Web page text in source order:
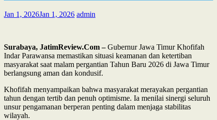
Jan 1, 2026Jan 1, 2026 admin
Surabaya, JatimReview.Com –Gubernur Jawa Timur Khofifah
Indar Parawansa memastikan situasi keamanan dan ketertiban
masyarakat saat malam pergantian Tahun Baru 2026 di Jawa Timur
berlangsung aman dan kondusif.
Khofifah menyampaikan bahwa masyarakat merayakan pergantian
tahun dengan tertib dan penuh optimisme. Ia menilai sinergi seluruh
unsur pengamanan berperan penting dalam menjaga stabilitas
wilayah.